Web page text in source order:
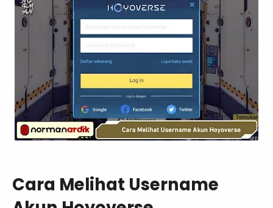
Cara Melihat Username